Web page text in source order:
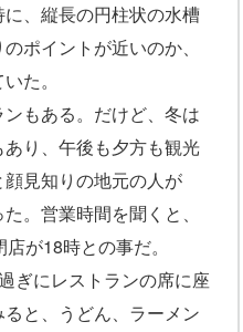
、縦長の円柱状の水槽
ポイントが近いのか、
た。
もある。だけど、冬は
り、午後も夕方も観光
見知りの地元の人が
。営業時間を聞くと、
が18時との事だ。
ぎにレストランの席に座
と、うどん、ラーメン